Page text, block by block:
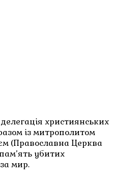
християнських
із митрополитом
(Православна Церква
убитих
мир.